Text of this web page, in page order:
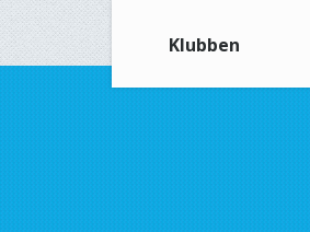
Klubben